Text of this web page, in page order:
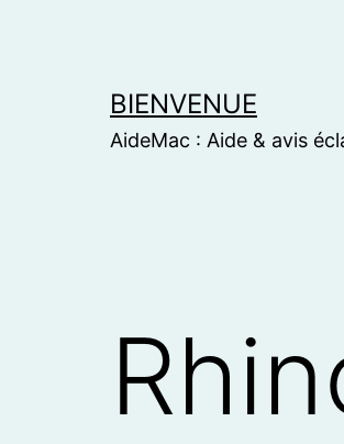
BIENVENUE
AideMac : Aide & avis